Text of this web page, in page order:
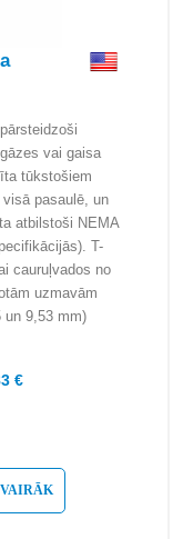
vai gaisa
tūkstošiem
pasaulē, un
atbilstoši NEMA
T-
cauruļvados no
uzmavām
un 9,53 mm)
€